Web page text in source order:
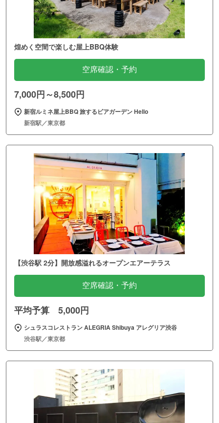
煌めく空間で楽しむ屋上BBQ体験
空席確認・予約
7,000円～8,500円
新宿ルミネ屋上BBQ 旅するビアガーデン Hello
新宿駅／東京都
【渋谷駅 2分】開放感溢れるオープンエアーテラス
空席確認・予約
平均予算 5,000円
シュラスコレストラン ALEGRIA Shibuya アレグリア渋谷
渋谷駅／東京都